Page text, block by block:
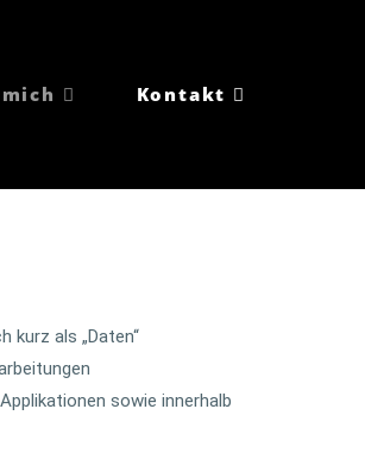
Kontakt
kurz als „Daten“
sowie innerhalb